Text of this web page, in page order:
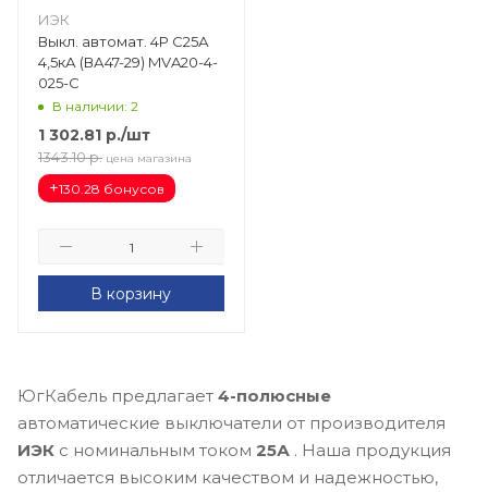
ИЭК
Выкл. автомат. 4Р С25А
4,5кА (ВА47-29) MVA20-4-
025-C
В наличии: 2
1 302.81 р./шт
1343.10 р. цена магазина
+130.28 бонусов
В корзину
ЮгКабель предлагает 4-полюсные
автоматические выключатели от производителя
ИЭК с номинальным током 25А . Наша продукция
отличается высоким качеством и надежностью,